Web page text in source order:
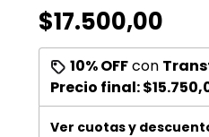
$17.500,00
10% OFFcon
Precio final:
Ver cuotas y